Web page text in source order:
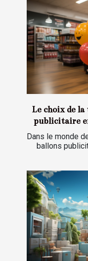
Le choix de
publicitaire
Dans le monde
ballons